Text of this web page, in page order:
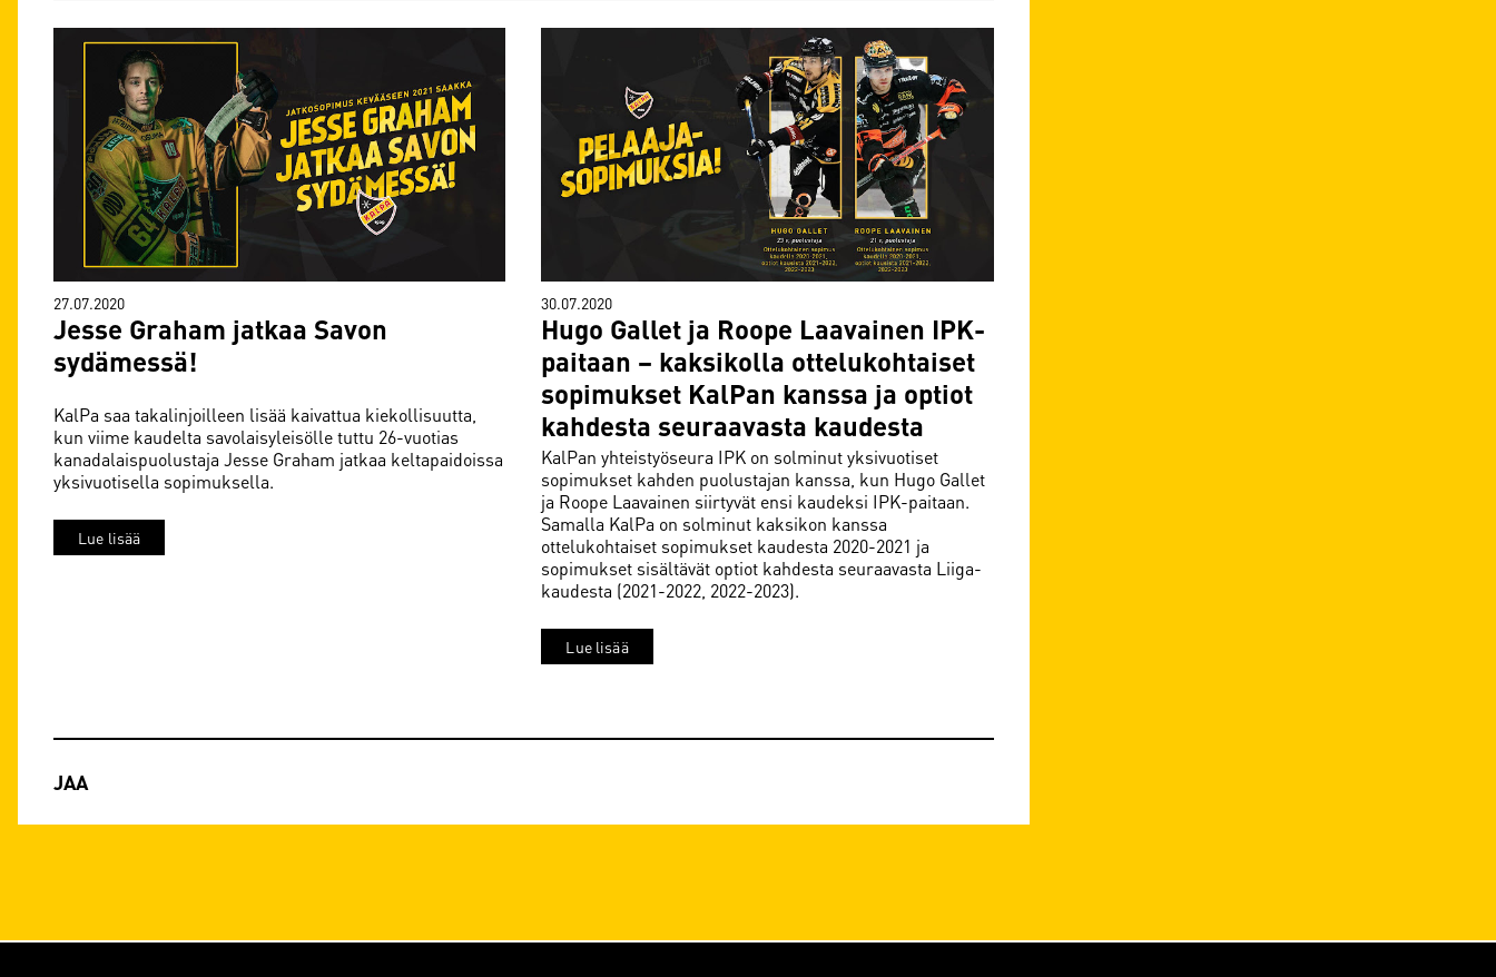
Jesse Graham jatkaa Savon
sydämessä!
27.07.2020
KalPa saa takalinjoilleen lisää kaivattua kiekollisuutta,
kun viime kaudelta savolaisyleisölle tuttu 26-vuotias
kanadalaispuolustaja Jesse Graham jatkaa keltapaidoissa
yksivuotisella sopimuksella.
Lue lisää
Hugo Gallet ja Roope Laavainen IPK-
paitaan – kaksikolla ottelukohtaiset
sopimukset KalPan kanssa ja optiot
kahdesta seuraavasta kaudesta
30.07.2020
KalPan yhteistyöseura IPK on solminut yksivuotiset
sopimukset kahden puolustajan kanssa, kun Hugo Gallet
ja Roope Laavainen siirtyvät ensi kaudeksi IPK-paitaan.
Samalla KalPa on solminut kaksikon kanssa
ottelukohtaiset sopimukset kaudesta 2020-2021 ja
sopimukset sisältävät optiot kahdesta seuraavasta Liiga-
kaudesta (2021-2022, 2022-2023).
Lue lisää